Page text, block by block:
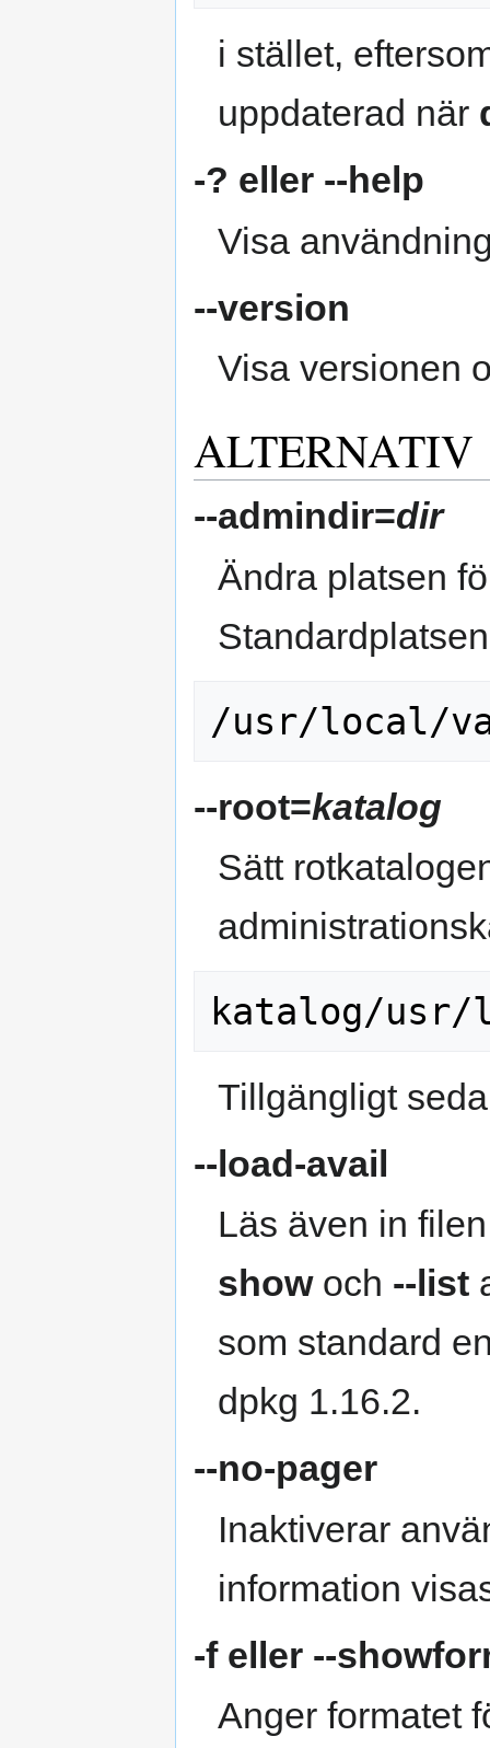
i stället,
uppdaterad när
-? eller --help
Visa
--version
Visa versionen
ALTERNATIV
--admindir=dir
Ändra platsen
--root=katalog
Sätt
Tillgängligt
--load-avail
Läs även in
showoch --list
som standard
dpkg 1.16.2.
--no-pager
Inaktiverar
information
-feller --
Anger formatet